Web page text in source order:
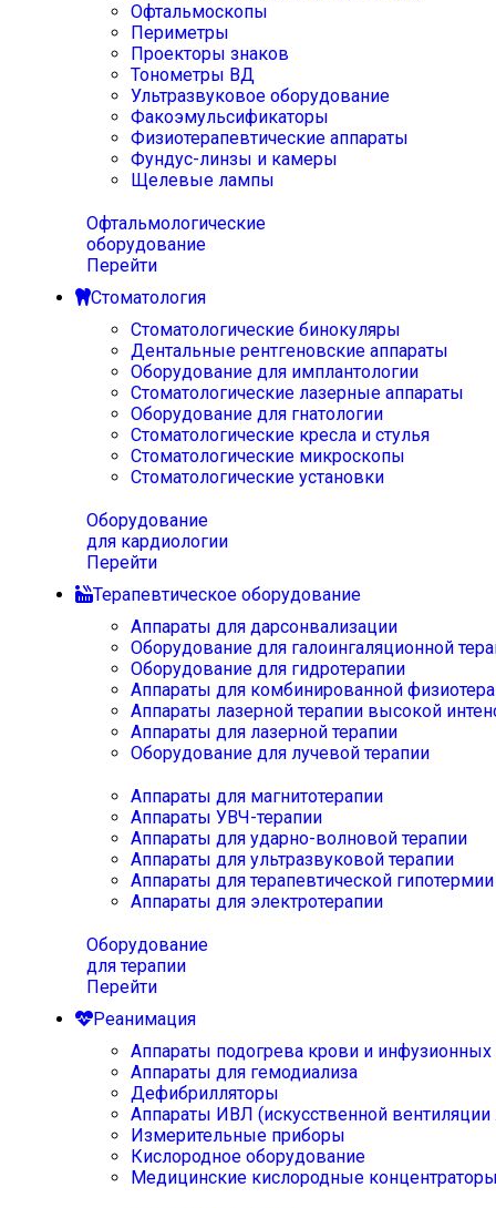
Офтальмоскопы
Периметры
Проекторы знаков
Тонометры ВД
Ультразвуковое оборудование
Факоэмульсификаторы
Физиотерапевтические аппараты
Фундус-линзы и камеры
Щелевые лампы
Офтальмологические
оборудование
Перейти
Стоматология
Стоматологические бинокуляры
Дентальные рентгеновские аппараты
Оборудование для имплантологии
Стоматологические лазерные аппараты
Оборудование для гнатологии
Стоматологические кресла и стулья
Стоматологические микроскопы
Стоматологические установки
Оборудование
для кардиологии
Перейти
Терапевтическое оборудование
Аппараты для дарсонвализации
Оборудование для галоингаляционной
Оборудование для гидротерапии
Аппараты для комбинированной
Аппараты лазерной терапии высокой
Аппараты для лазерной терапии
Оборудование для лучевой терапии
Аппараты для магнитотерапии
Аппараты УВЧ-терапии
Аппараты для ударно-волновой терапии
Аппараты для ультразвуковой терапии
Аппараты для терапевтической
Аппараты для электротерапии
Оборудование
для терапии
Перейти
Реанимация
Аппараты подогрева крови и инфузионных
Аппараты для гемодиализа
Дефибрилляторы
Аппараты ИВЛ (искусственной вентиляции
Измерительные приборы
Кислородное оборудование
Медицинские кислородные